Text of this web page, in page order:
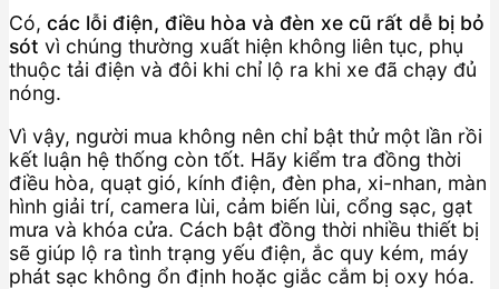
Có, các lỗi điện, điều hòa và đèn xe cũ rất dễ bị bỏ
sót vì chúng thường xuất hiện không liên tục, phụ
thuộc tải điện và đôi khi chỉ lộ ra khi xe đã chạy đủ
nóng.
Vì vậy, người mua không nên chỉ bật thử một lần rồi
kết luận hệ thống còn tốt. Hãy kiểm tra đồng thời
điều hòa, quạt gió, kính điện, đèn pha, xi-nhan, màn
hình giải trí, camera lùi, cảm biến lùi, cổng sạc, gạt
mưa và khóa cửa. Cách bật đồng thời nhiều thiết bị
sẽ giúp lộ ra tình trạng yếu điện, ắc quy kém, máy
phát sạc không ổn định hoặc giắc cắm bị oxy hóa.